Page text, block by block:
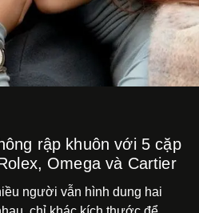
rập khuôn với 5 cặp
Omega và Cartier
người vẫn hình dung hai